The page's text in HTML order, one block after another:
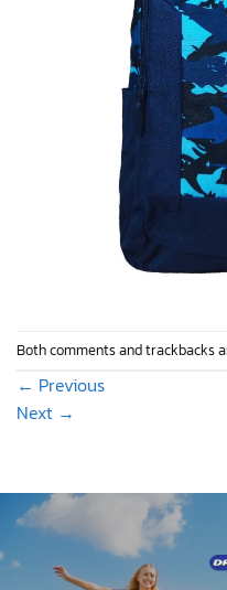
Both comments and trackbacks
← Previous
Next →